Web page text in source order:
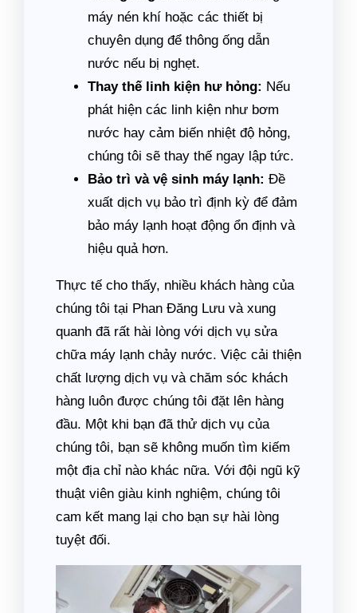
máy nén khí hoặc các thiết bị
chuyên dụng để thông ống dẫn
nước nếu bị nghẹt.
Thay thế linh kiện hư hỏng: Nếu
phát hiện các linh kiện như bơm
nước hay cảm biến nhiệt độ hỏng,
chúng tôi sẽ thay thế ngay lập tức.
Bảo trì và vệ sinh máy lạnh: Đề
xuất dịch vụ bảo trì định kỳ để đảm
bảo máy lạnh hoạt động ổn định và
hiệu quả hơn.
Thực tế cho thấy, nhiều khách hàng của
chúng tôi tại Phan Đăng Lưu và xung
quanh đã rất hài lòng với dịch vụ sửa
chữa máy lạnh chảy nước. Việc cải thiện
chất lượng dịch vụ và chăm sóc khách
hàng luôn được chúng tôi đặt lên hàng
đầu. Một khi bạn đã thử dịch vụ của
chúng tôi, bạn sẽ không muốn tìm kiếm
một địa chỉ nào khác nữa. Với đội ngũ kỹ
thuật viên giàu kinh nghiệm, chúng tôi
cam kết mang lại cho bạn sự hài lòng
tuyệt đối.